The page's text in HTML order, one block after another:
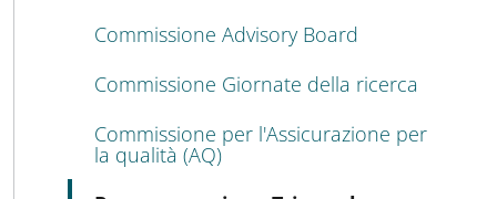
Commissione Advisory Board
Commissione Giornate della ricerca
Commissione per l'Assicurazione per
la qualità (AQ)